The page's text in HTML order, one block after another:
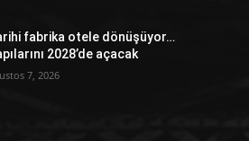
fabrika otele dönüşüyor…
2028’de açacak
7, 2026